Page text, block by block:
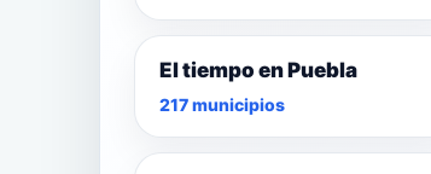
El tiempo en Puebla
217 municipios